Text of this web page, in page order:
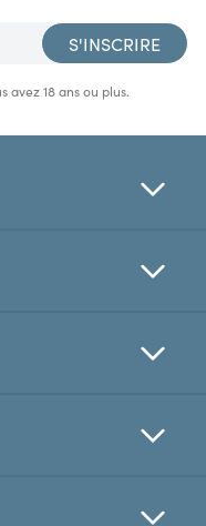
S'INSCRIRE
avez 18 ans ou plus.